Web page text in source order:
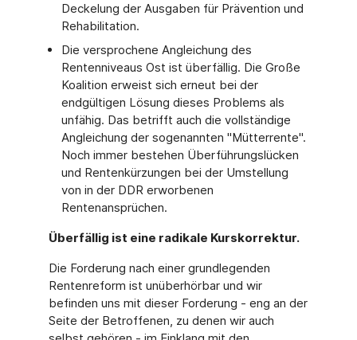
Deckelung der Ausgaben für Prävention und
Rehabilitation.
Die versprochene Angleichung des
Rentenniveaus Ost ist überfällig. Die Große
Koalition erweist sich erneut bei der
endgültigen Lösung dieses Problems als
unfähig. Das betrifft auch die vollständige
Angleichung der sogenannten "Mütterrente".
Noch immer bestehen Überführungslücken
und Rentenkürzungen bei der Umstellung
von in der DDR erworbenen
Rentenansprüchen.
Überfällig ist eine radikale Kurskorrektur.
Die Forderung nach einer grundlegenden
Rentenreform ist unüberhörbar und wir
befinden uns mit dieser Forderung - eng an der
Seite der Betroffenen, zu denen wir auch